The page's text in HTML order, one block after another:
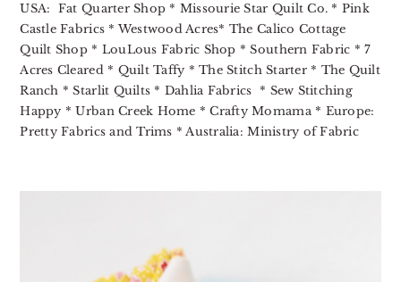
USA: Fat Quarter Shop * Missourie Star Quilt Co. * Pink
Castle Fabrics * Westwood Acres* The Calico Cottage
Quilt Shop * LouLous Fabric Shop * Southern Fabric * 7
Acres Cleared * Quilt Taffy * The Stitch Starter * The Quilt
Ranch * Starlit Quilts * Dahlia Fabrics * Sew Stitching
Happy * Urban Creek Home * Crafty Momama * Europe:
Pretty Fabrics and Trims * Australia: Ministry of Fabric